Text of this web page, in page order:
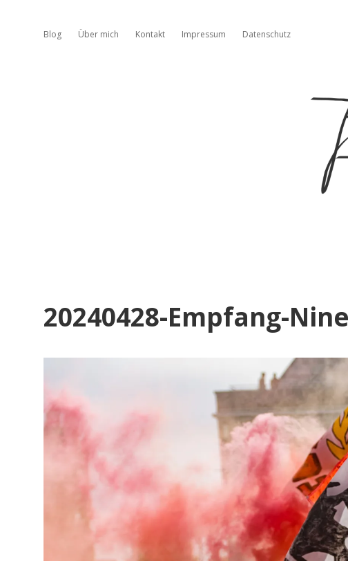
Blog Über mich Kontakt Impressum Datenschutz
20240428-Empfang-